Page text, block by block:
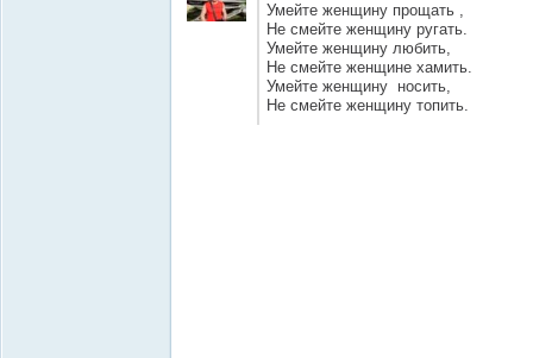
Умейте женщину прощать ,
Не смейте женщину ругать.
Умейте женщину любить,
Не смейте женщине хамить.
Умейте женщину носить,
Не смейте женщину топить.